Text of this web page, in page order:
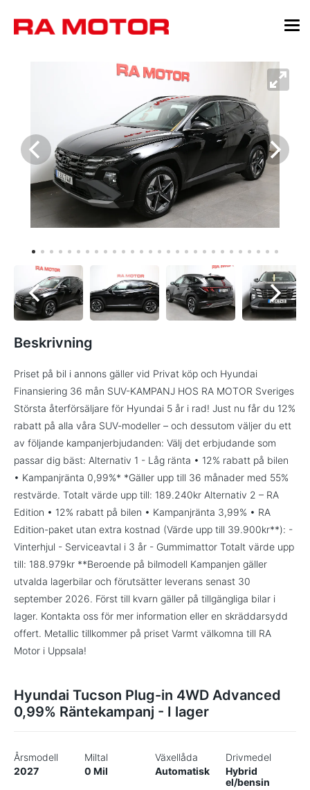
Beskrivning
Priset på bil i annons gäller vid Privat köp och Hyundai
Finansiering 36 mån SUV-KAMPANJ HOS RA MOTOR Sveriges
Största återförsäljare för Hyundai 5 år i rad! Just nu får du 12%
rabatt på alla våra SUV-modeller – och dessutom väljer du ett
av följande kampanjerbjudanden: Välj det erbjudande som
passar dig bäst: Alternativ 1 - Låg ränta • 12% rabatt på bilen
• Kampanjränta 0,99%* *Gäller upp till 36 månader med 55%
restvärde. Totalt värde upp till: 189.240kr Alternativ 2 – RA
Edition • 12% rabatt på bilen • Kampanjränta 3,99% • RA
Edition-paket utan extra kostnad (Värde upp till 39.900kr**): -
Vinterhjul - Serviceavtal i 3 år - Gummimattor Totalt värde upp
till: 188.979kr **Beroende på bilmodell Kampanjen gäller
utvalda lagerbilar och förutsätter leverans senast 30
september 2026. Först till kvarn gäller på tillgängliga bilar i
lager. Kontakta oss för mer information eller en skräddarsydd
offert. Metallic tillkommer på priset Varmt välkomna till RA
Motor i Uppsala!
Hyundai Tucson Plug-in 4WD Advanced
0,99% Räntekampanj - I lager
Årsmodell
2027
Miltal
0 Mil
Växellåda
Automatisk
Drivmedel
Hybrid
el/bensin